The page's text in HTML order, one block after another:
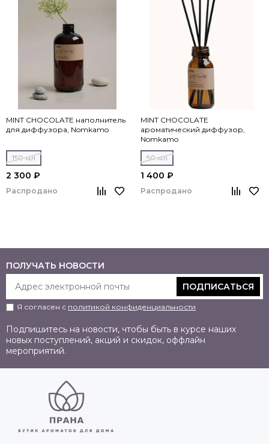
MINT CHOCOLATE наполнитель
для диффузора, Nomkamo
150 мл
2 300 ₽
Распродано
MINT CHOCOLATE
ароматический диффузор,
Nomkamo
50 мл
1 400 ₽
Распродано
ПОЛУЧАТЬ НОВОСТИ
ПОДПИСАТЬСЯ
Я согласен с политикой конфиденциальности
Подпишитесь на новости, чтобы быть в курсе наших
новых поступлений, акций и скидок, оффлайн
мероприятий.